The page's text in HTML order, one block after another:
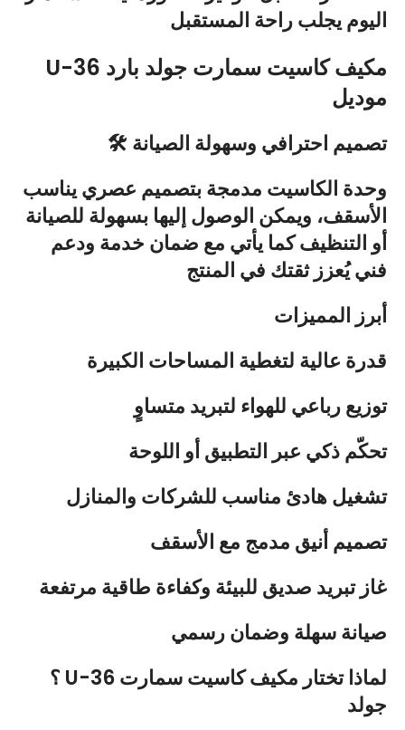
اليوم يجلب راحة المستقبل
U-36 مكيف كاسيت سمارت جولد بارد
موديل
🛠️ تصميم احترافي وسهولة الصيانة
وحدة الكاسيت مدمجة بتصميم عصري يناسب
الأسقف، ويمكن الوصول إليها بسهولة للصيانة
أو التنظيف كما يأتي مع ضمان خدمة ودعم
فني يُعزز ثقتك في المنتج
أبرز المميزات
قدرة عالية لتغطية المساحات الكبيرة
توزيع رباعي للهواء لتبريد متساوٍ
تحكّم ذكي عبر التطبيق أو اللوحة
تشغيل هادئ مناسب للشركات والمنازل
تصميم أنيق مدمج مع الأسقف
غاز تبريد صديق للبيئة وكفاءة طاقية مرتفعة
صيانة سهلة وضمان رسمي
جولد